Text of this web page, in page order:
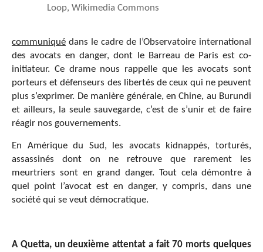
Loop, Wikimedia Commons
communiqué dans le cadre de l’Observatoire international
des avocats en danger, dont le Barreau de Paris est co-
initiateur. Ce drame nous rappelle que les avocats sont
porteurs et défenseurs des libertés de ceux qui ne peuvent
plus s’exprimer. De manière générale, en Chine, au Burundi
et ailleurs, la seule sauvegarde, c’est de s’unir et de faire
réagir nos gouvernements.
En Amérique du Sud, les avocats kidnappés, torturés,
assassinés dont on ne retrouve que rarement les
meurtriers sont en grand danger. Tout cela démontre à
quel point l’avocat est en danger, y compris, dans une
société qui se veut démocratique.
A Quetta, un deuxième attentat a fait 70 morts quelques